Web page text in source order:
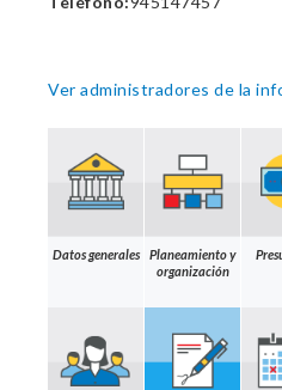
Ver administradores de la
Datos generales
Planeamiento y
organización